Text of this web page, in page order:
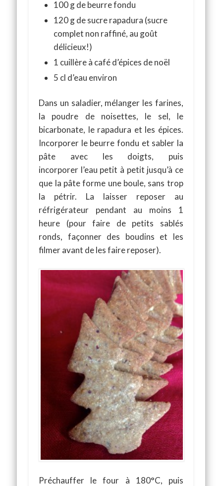
100 g de beurre fondu
120 g de sucre rapadura (sucre
complet non raffiné, au goût
délicieux!)
1 cuillère à café d’épices de noël
5 cl d’eau environ
Dans un saladier, mélanger les farines,
la poudre de noisettes, le sel, le
bicarbonate, le rapadura et les épices.
Incorporer le beurre fondu et sabler la
pâte avec les doigts, puis
incorporer l’eau petit à petit jusqu’à ce
que la pâte forme une boule, sans trop
la pétrir. La laisser reposer au
réfrigérateur pendant au moins 1
heure (pour faire de petits sablés
ronds, façonner des boudins et les
filmer avant de les faire reposer).
Préchauffer le four à 180°C, puis